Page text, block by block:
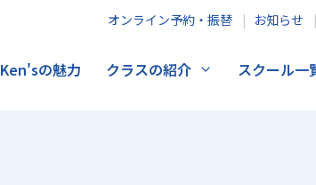
Ken'sの魅力 クラスの紹介 スクール一
オンライン予約・振替 お知らせ